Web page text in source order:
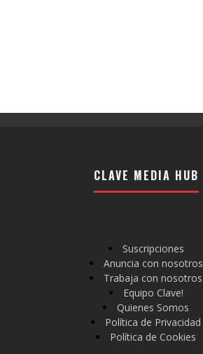
CLAVE MEDIA HUB
Suscripciones
Anuncia con nosotros
Trabaja con nosotros
Equipo Clave!
Quienes Somos
Política de Privacidad
Política de Cookies